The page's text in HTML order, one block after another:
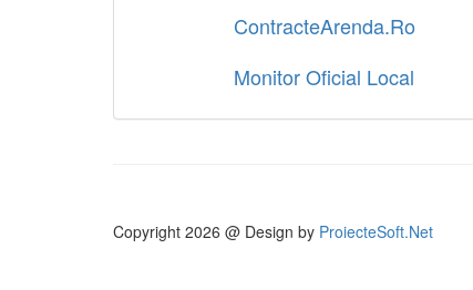
ContracteArenda.Ro
Monitor Oficial Local
Copyright 2026 @ Design by ProiecteSoft.Net